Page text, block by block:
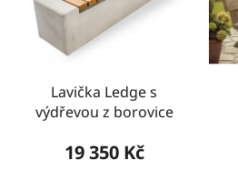
Lavička Ledge s
výdřevou z borovice
19 350 Kč